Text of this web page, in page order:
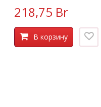
218,75 Br
В корзину